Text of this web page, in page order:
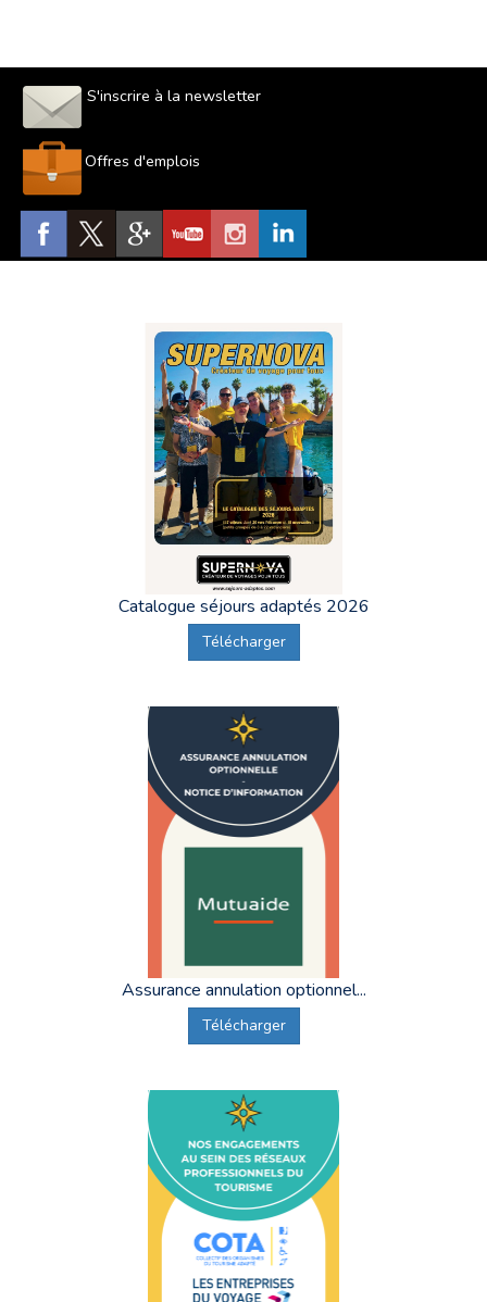
S'inscrire à la newsletter
Offres d'emplois
Catalogue séjours adaptés 2026
Télécharger
Assurance annulation optionnel...
Télécharger